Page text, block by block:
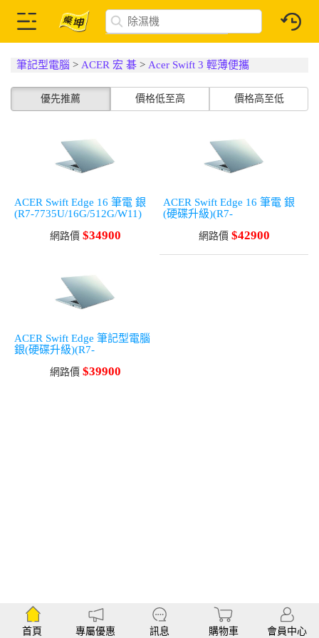
筆記型電腦 > ACER 宏 碁 > Acer Swift 3 輕薄便攜
優先推薦 價格低至高 價格高至低
ACER Swift Edge 16 筆電 銀
(R7-7735U/16G/512G/W11)
網路價 $34900
ACER Swift Edge 16 筆電 銀
(硬碟升級)(R7-
網路價 $42900
ACER Swift Edge 筆記型電腦
銀(硬碟升級)(R7-
網路價 $39900
首頁 專屬優惠 訊息 購物車 會員中心